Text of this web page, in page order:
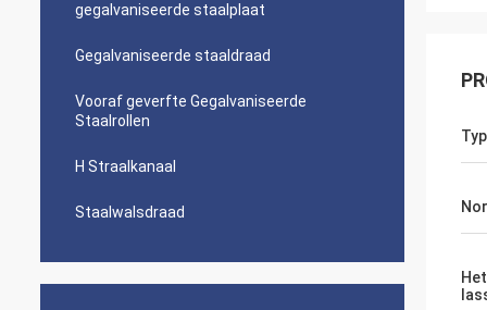
gegalvaniseerde staalplaat
Gegalvaniseerde staaldraad
Vooraf geverfte Gegalvaniseerde
Staalrollen
H Straalkanaal
Staalwalsdraad